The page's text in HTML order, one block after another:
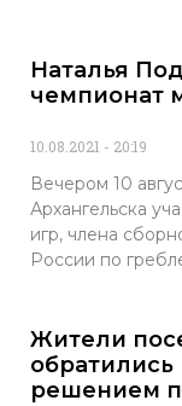
Наталья
чемпионат
10.08.2021 20:19
Вечером 10
Архангельска
игр, члена
России по
Жители
обратились
решением